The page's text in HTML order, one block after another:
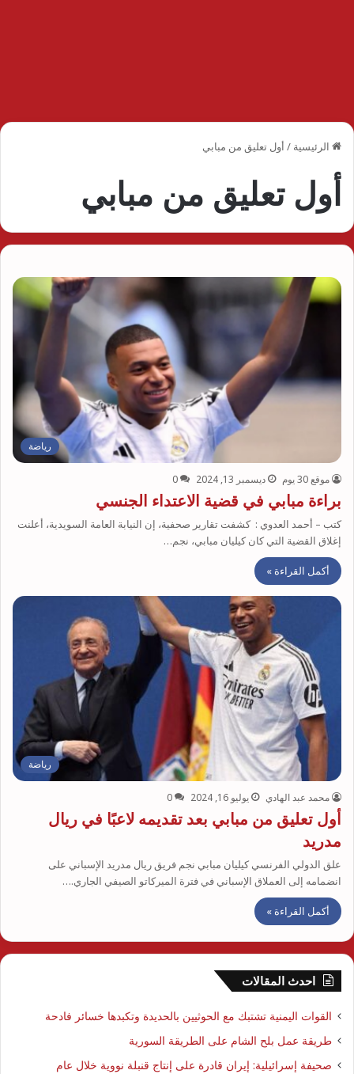
الرئيسية / أول تعليق من مبابي
أول تعليق من مبابي
رياضة
موقع 30 يوم ديسمبر 13, 2024 0
براءة مبابي في قضية الاعتداء الجنسي
كتب – أحمد العدوي : كشفت تقارير صحفية، إن النيابة العامة السويدية، أعلنت
إغلاق القضية التي كان كيليان مبابي، نجم…
أكمل القراءة »
رياضة
محمد عبد الهادي يوليو 16, 2024 0
أول تعليق من مبابي بعد تقديمه لاعبًا في ريال
مدريد
علق الدولي الفرنسي كيليان مبابي نجم فريق ريال مدريد الإسباني على
انضمامه إلى العملاق الإسباني في فترة الميركاتو الصيفي الجاري.…
أكمل القراءة »
احدث المقالات
القوات اليمنية تشتبك مع الحوثيين بالحديدة وتكبدها خسائر فادحة
طريقة عمل بلح الشام على الطريقة السورية
صحيفة إسرائيلية: إيران قادرة على إنتاج قنبلة نووية خلال عام